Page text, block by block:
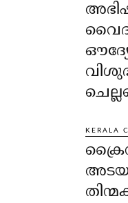
KERALA